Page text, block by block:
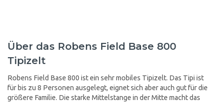
Über das Robens Field Base 800
Tipizelt
Robens Field Base 800 ist ein sehr mobiles Tipizelt. Das Tipi ist
für bis zu 8 Personen ausgelegt, eignet sich aber auch gut für die
größere Familie. Die starke Mittelstange in der Mitte macht das